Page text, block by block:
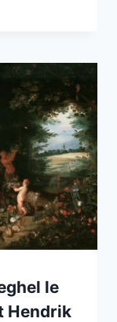
le
Hendrik